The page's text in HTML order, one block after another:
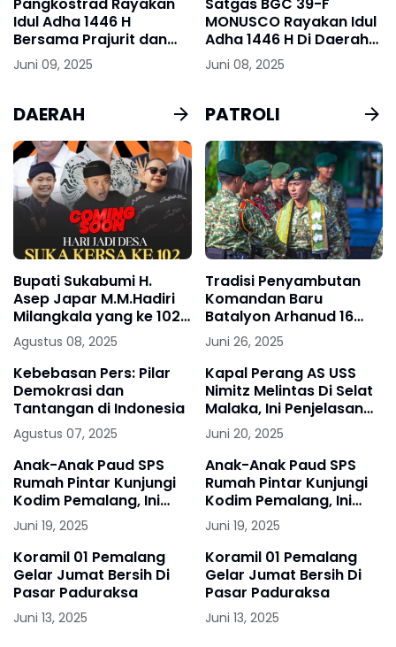
Idul Adha 1446 H
Bersama Prajurit dan
Keluarga Besar Kostrad
Juni 09, 2025
MONUSCO Rayakan Idul
Adha 1446 H Di Daerah
Misi
Juni 08, 2025
DAERAH
Bupati Sukabumi H.
Asep Japar M.M.Hadiri
Milangkala yang ke 102
Desa Sukakersa
Kecamatan Parakan
Salak
Agustus 08, 2025
Kebebasan Pers: Pilar
Demokrasi dan
Tantangan di Indonesia
Agustus 07, 2025
Anak-Anak Paud SPS
Rumah Pintar Kunjungi
Kodim Pemalang, Ini
Tujuannya
Juni 19, 2025
Koramil 01 Pemalang
Gelar Jumat Bersih Di
Pasar Paduraksa
Juni 13, 2025
PATROLI
Tradisi Penyambutan
Komandan Baru
Batalyon Arhanud 16
Kostrad
Juni 26, 2025
Kapal Perang AS USS
Nimitz Melintas Di Selat
Malaka, Ini Penjelasan
Puspen TNI
Juni 20, 2025
Anak-Anak Paud SPS
Rumah Pintar Kunjungi
Kodim Pemalang, Ini
Tujuannya
Juni 19, 2025
Koramil 01 Pemalang
Gelar Jumat Bersih Di
Pasar Paduraksa
Juni 13, 2025